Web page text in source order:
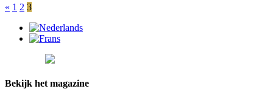
Berichten
paginering
« 1 2 3
Bekijk het magazine